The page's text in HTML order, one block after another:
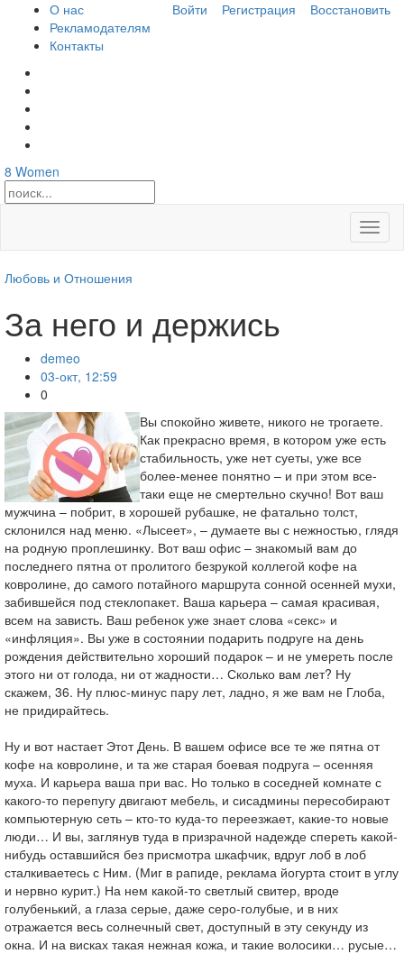
Войти Регистрация Восстановить
О нас
Рекламодателям
Контакты
8 Women
меню
Любовь и Отношения
За него и держись
demeo
03-окт, 12:59
0
Вы спокойно живете, никого не трогаете.
Как прекрасно время, в котором уже есть
стабильность, уже нет суеты, уже все
более-менее понятно – и при этом все-
таки еще не смертельно скучно! Вот ваш
мужчина – побрит, в хорошей рубашке, не фатально толст,
склонился над меню. «Лысеет», – думаете вы с нежностью, глядя
на родную проплешинку. Вот ваш офис – знакомый вам до
последнего пятна от пролитого безрукой коллегой кофе на
ковролине, до самого потайного маршрута сонной осенней мухи,
забившейся под стеклопакет. Ваша карьера – самая красивая,
всем на зависть. Ваш ребенок уже знает слова «секс» и
«инфляция». Вы уже в состоянии подарить подруге на день
рождения действительно хороший подарок – и не умереть после
этого ни от голода, ни от жадности… Сколько вам лет? Ну
скажем, 36. Ну плюс-минус пару лет, ладно, я же вам не Глоба,
не придирайтесь.
Ну и вот настает Этот День. В вашем офисе все те же пятна от
кофе на ковролине, и та же старая боевая подруга – осенняя
муха. И карьера ваша при вас. Но только в соседней комнате с
какого-то перепугу двигают мебель, и сисадмины пересобирают
компьютерную сеть – кто-то куда-то переезжает, какие-то новые
люди… И вы, заглянув туда в призрачной надежде спереть какой-
нибудь оставшийся без присмотра шкафчик, вдруг лоб в лоб
сталкиваетесь с Ним. (Миг в рапиде, реклама йогурта стоит в углу
и нервно курит.) На нем какой-то светлый свитер, вроде
голубенький, а глаза серые, даже серо-голубые, и в них
отражается весь солнечный свет, доступный в эту секунду из
окна. И на висках такая нежная кожа, и такие волосики… русые…